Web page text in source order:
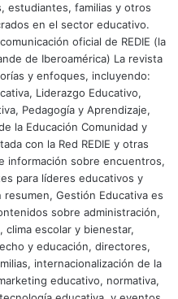
estudiantes, familias y otros
en el sector educativo.
oficial de REDIE (la
de Iberoamérica) La revista
y enfoques, incluyendo:
Liderazgo Educativo,
Pedagogía y Aprendizaje,
la Educación Comunidad y
con la Red REDIE y otras
información sobre encuentros,
para líderes educativos y
Gestión Educativa es
sobre administración,
clima escolar y bienestar,
y educación, directores,
internacionalización de la
educativo, normativa,